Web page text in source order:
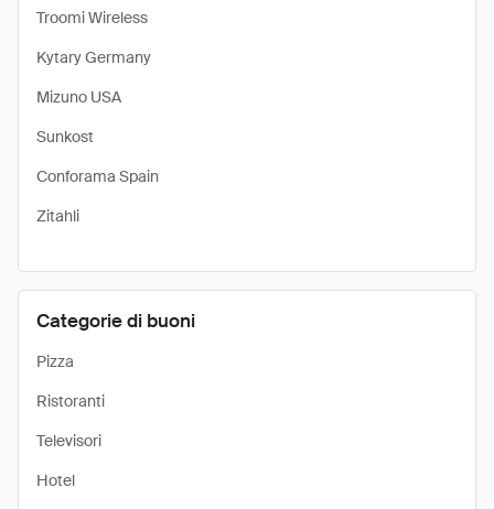
Troomi Wireless
Kytary Germany
Mizuno USA
Sunkost
Conforama Spain
Zitahli
Categorie di buoni
Pizza
Ristoranti
Televisori
Hotel